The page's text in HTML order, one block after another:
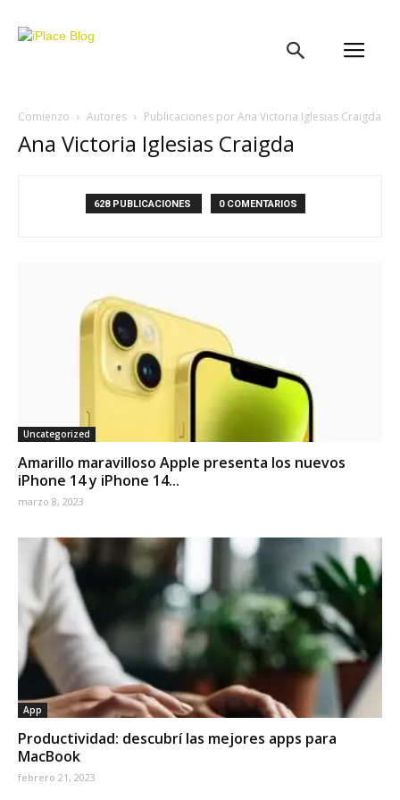
Comienzo Autores Publicaciones por Ana Victoria Iglesias Craigda
Ana Victoria Iglesias Craigda
628 PUBLICACIONES 0 COMENTARIOS
Uncategorized
Amarillo maravilloso Apple presenta los nuevos
iPhone 14 y iPhone 14...
marzo 8, 2023
App
Productividad: descubrí las mejores apps para
MacBook
febrero 21, 2023